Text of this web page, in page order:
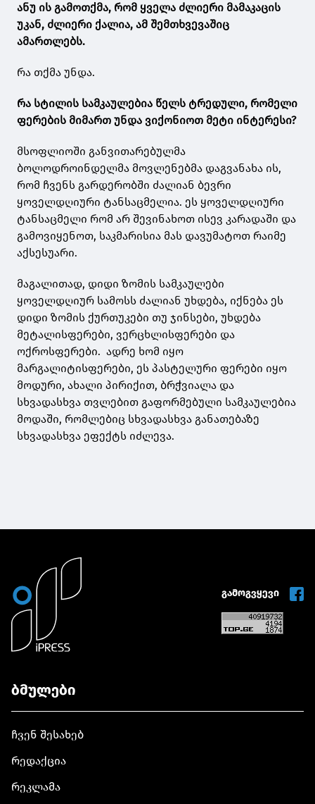
ანუ ის გამოთქმა, რომ ყველა ძლიერი მამაკაცის
უკან, ძლიერი ქალია, ამ შემთხვევაშიც
ამართლებს.
რა თქმა უნდა.
რა სტილის სამკაულებია წელს ტრედული, რომელი
ფერების მიმართ უნდა ვიქონიოთ მეტი ინტერესი?
მსოფლიოში განვითარებულმა
ბოლოდროინდელმა მოვლენებმა დაგვანახა ის,
რომ ჩვენს გარდერობში ძალიან ბევრი
ყოველდღიური ტანსაცმელია. ეს ყოველდღიური
ტანსაცმელი რომ არ შევინახოთ ისევ კარადაში და
გამოვიყენოთ, საკმარისია მას დავუმატოთ რაიმე
აქსესუარი.
მაგალითად, დიდი ზომის სამკაულები
ყოველდღიურ სამოსს ძალიან უხდება, იქნება ეს
დიდი ზომის ქურთუკები თუ ჯინსები, უხდება
მეტალისფერები, ვერცხლისფერები და
ოქროსფერები. ადრე ხომ იყო
მარგალიტისფერები, ეს პასტელური ფერები იყო
მოდური, ახალი პირიქით, ბრჭვიალა და
სხვადასხვა თვლებით გაფორმებული სამკაულებია
მოდაში, რომლებიც სხვადასხვა განათებაზე
სხვადასხვა ეფექტს იძლევა.
გამოგვყევი
ბმულები
ჩვენ შესახებ
რედაქცია
რეკლამა